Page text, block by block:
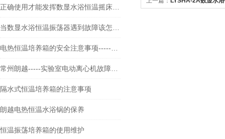
隔水式恒温培养箱的注意事项
朗越电热恒温水浴锅的保养
恒温振荡培养箱的使用维护